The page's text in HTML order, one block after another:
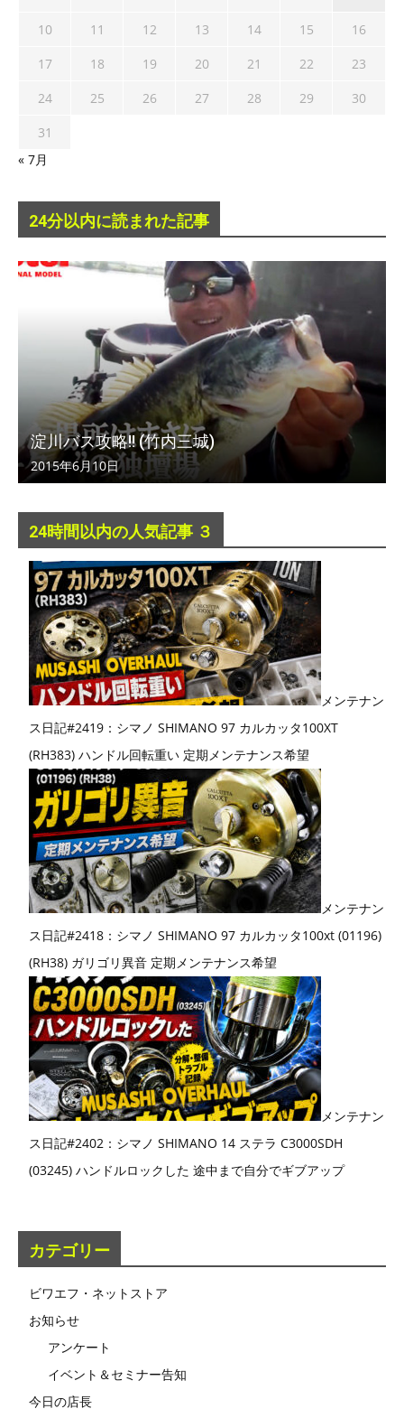
10
11 12 13 14 15
16
17
18 19 20 21 22
23
24
25 26 27 28 29
30
31
« 7月
24分以内に読まれた記事
淀川バス攻略!! (竹内三城)
2015年6月10日
24時間以内の人気記事 ３
メンテナン
ス日記#2419：シマノ SHIMANO 97 カルカッタ100XT
(RH383) ハンドル回転重い 定期メンテナンス希望
メンテナン
ス日記#2418：シマノ SHIMANO 97 カルカッタ100xt (01196)
(RH38) ガリゴリ異音 定期メンテナンス希望
メンテナン
ス日記#2402：シマノ SHIMANO 14 ステラ C3000SDH
(03245) ハンドルロックした 途中まで自分でギブアップ
カテゴリー
ビワエフ・ネットストア
お知らせ
アンケート
イベント＆セミナー告知
今日の店長